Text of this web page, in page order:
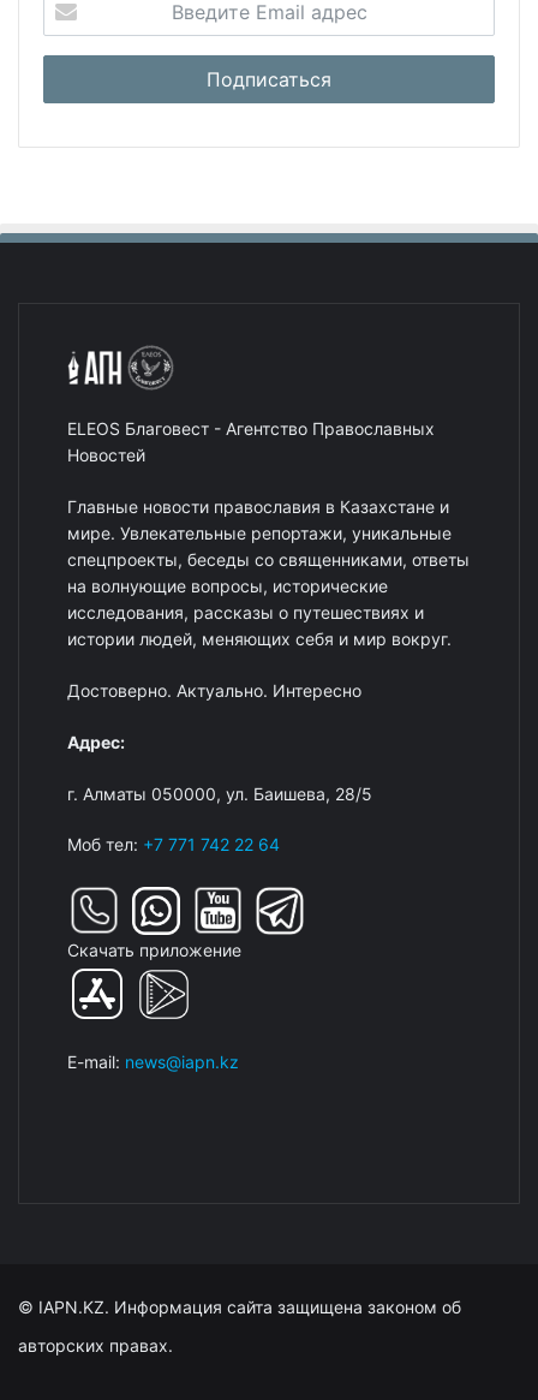
ELEOS Благовест - Агентство Православных
Новостей
Главные новости православия в Казахстане и
мире. Увлекательные репортажи, уникальные
спецпроекты, беседы со священниками, ответы
на волнующие вопросы, исторические
исследования, рассказы о путешествиях и
истории людей, меняющих себя и мир вокруг.
Достоверно. Актуально. Интересно
Адрес:
г. Алматы 050000, ул. Баишева, 28/5
Моб тел: +7 771 742 22 64
Скачать приложение
E-mail: news@iapn.kz
© IAPN.KZ. Информация сайта защищена законом об
авторских правах.